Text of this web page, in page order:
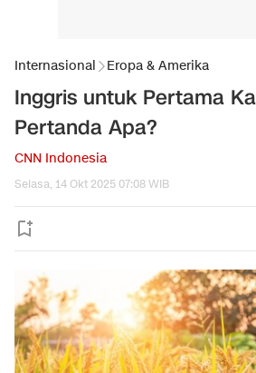
Internasional Eropa & Amerika
Inggris untuk Pertama
Pertanda Apa?
CNN Indonesia
Selasa, 14 Okt 2025 07:08 WIB